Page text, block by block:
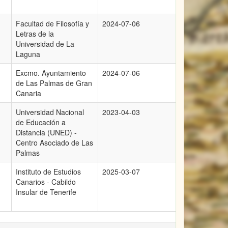
Facultad de Filosofía y
Letras de la
Universidad de La
Laguna
2024-07-06
Excmo. Ayuntamiento
de Las Palmas de Gran
Canaria
2024-07-06
Universidad Nacional
de Educación a
Distancia (UNED) -
Centro Asociado de Las
Palmas
2023-04-03
Instituto de Estudios
Canarios - Cabildo
Insular de Tenerife
2025-03-07